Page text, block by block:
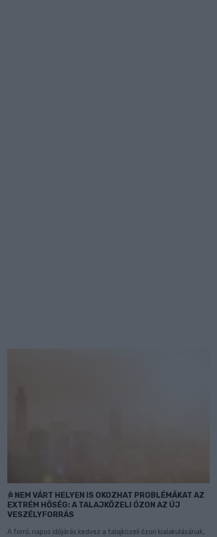
NEM VÁRT HELYEN IS OKOZHAT PROBLÉMÁKAT AZ
EXTRÉM HŐSÉG: A TALAJKÖZELI ÓZON AZ ÚJ
VESZÉLYFORRÁS
A forró, napos időjárás kedvez a talajközeli ózon kialakulásának,